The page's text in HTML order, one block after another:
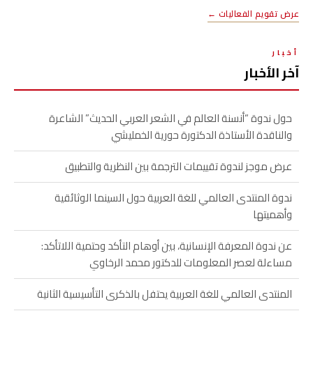
عرض تقويم الفعاليات ←
أخبار
آخر الأخبار
حول ندوة “أنسنة العالم في الشعر العربي الحديث” الشاعرة
والناقدة الأستاذة الدكتورة حورية الخمليشي
عرض موجز لندوة تقييمات الترجمة بين النظرية والتطبيق
ندوة المنتدى العالمي للغة العربية حول السينما الوثائقية
وأهميتها
عن ندوة المعرفة الإنسانية، بين أوهام التأكد وحتمية اللاتأكد:
مساءلة لعصر المعلومات للدكتور محمد الرخاوي
المنتدى العالمي للغة العربية يحتفل بالذكرى التأسيسية الثانية